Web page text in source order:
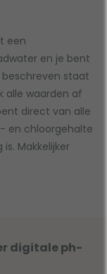
een
en je bent
staat
alle waarden af
direct van alle
en chloorgehalte
Makkelijker
digitale ph-